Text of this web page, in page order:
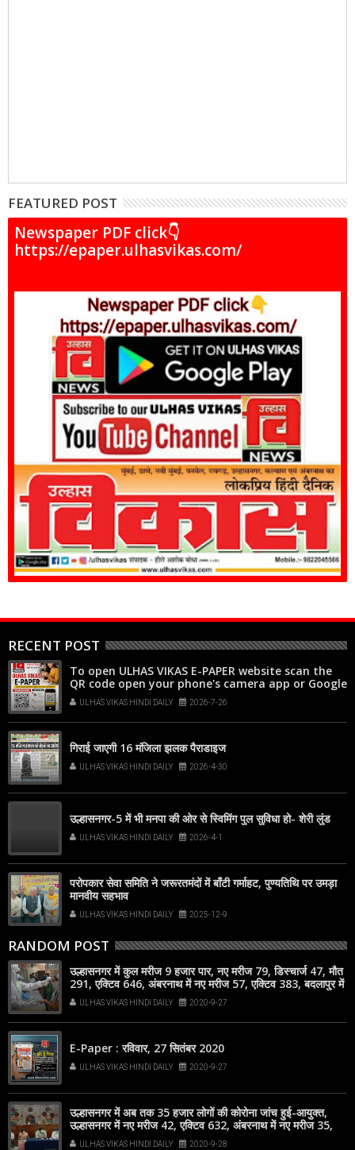
FEATURED POST
Newspaper PDF click👇
https://epaper.ulhasvikas.com/
RECENT POST
To open ULHAS VIKAS E-PAPER website scan the
QR code open your phone's camera app or Google
Lens, point it at the code, and tap the web link
popup that appears on your screen
ULHAS VIKAS HINDI DAILY 2026-7-26
गिराई जाएगी 16 मंजिला झलक पैराडाइज
ULHAS VIKAS HINDI DAILY 2026-4-30
उल्हासनगर-5 में भी मनपा की ओर से स्विमिंग पुल सुविधा हो- शेरी लुंड
ULHAS VIKAS HINDI DAILY 2026-4-1
परोपकार सेवा समिति ने जरूरतमंदों में बाँटी गर्माहट, पुण्यतिथि पर उमड़ा
मानवीय सहभाव
ULHAS VIKAS HINDI DAILY 2025-12-9
RANDOM POST
उल्हासनगर में कुल मरीज 9 हजार पार, नए मरीज 79, डिस्चार्ज 47, मौत
291, एक्टिव 646, अंबरनाथ में नए मरीज 57, एक्टिव 383, बदलापुर में
नए मरीज 61, एक्टिव 355, कल्याण-डोंबिवली में नए मरीज 340, एक्टिव
4275
ULHAS VIKAS HINDI DAILY 2020-9-27
E-Paper : रविवार, 27 सितंबर 2020
ULHAS VIKAS HINDI DAILY 2020-9-27
उल्हासनगर में अब तक 35 हजार लोगों की कोरोना जांच हुई-आयुक्त,
उल्हासनगर में नए मरीज 42, एक्टिव 632, अंबरनाथ में नए मरीज 35,
एक्टिव 379
ULHAS VIKAS HINDI DAILY 2020-9-28